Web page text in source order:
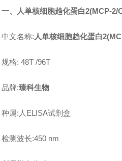
一、人单核细胞趋化蛋白2(MCP-
中文名称: 人单核细胞趋化蛋白
规格: 48T /96T
品牌:臻科生物
种属:人ELISA试剂盒
检测波长:450 nm